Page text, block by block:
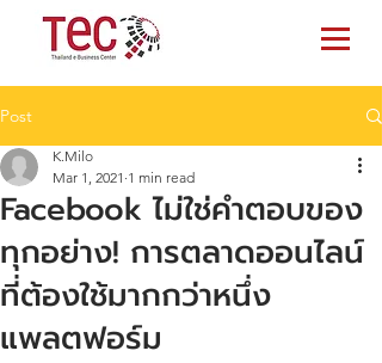
Post
Facebook ไม่ใช่คำตอบของ
ทุกอย่าง! การตลาดออนไลน์
ที่ต้องใช้มากกว่าหนึ่ง
แพลตฟอร์ม
K.Milo
Mar 1, 2021 1 min read